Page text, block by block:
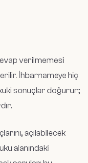
verilmemesi
İhbarnameye hiç
sonuçlar doğurur;
açılabilecek
alanındaki